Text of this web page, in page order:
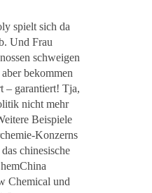
spielt sich da
Und Frau
schweigen
bekommen
– garantiert! Tja,
nicht mehr
Beispiele
Konzerns
chinesische
Chemical und